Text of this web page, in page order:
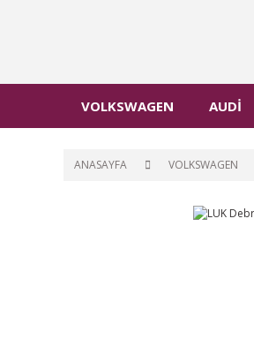
VOLKSWAGEN AUDİ
ANASAYFA VOLKSWAGEN